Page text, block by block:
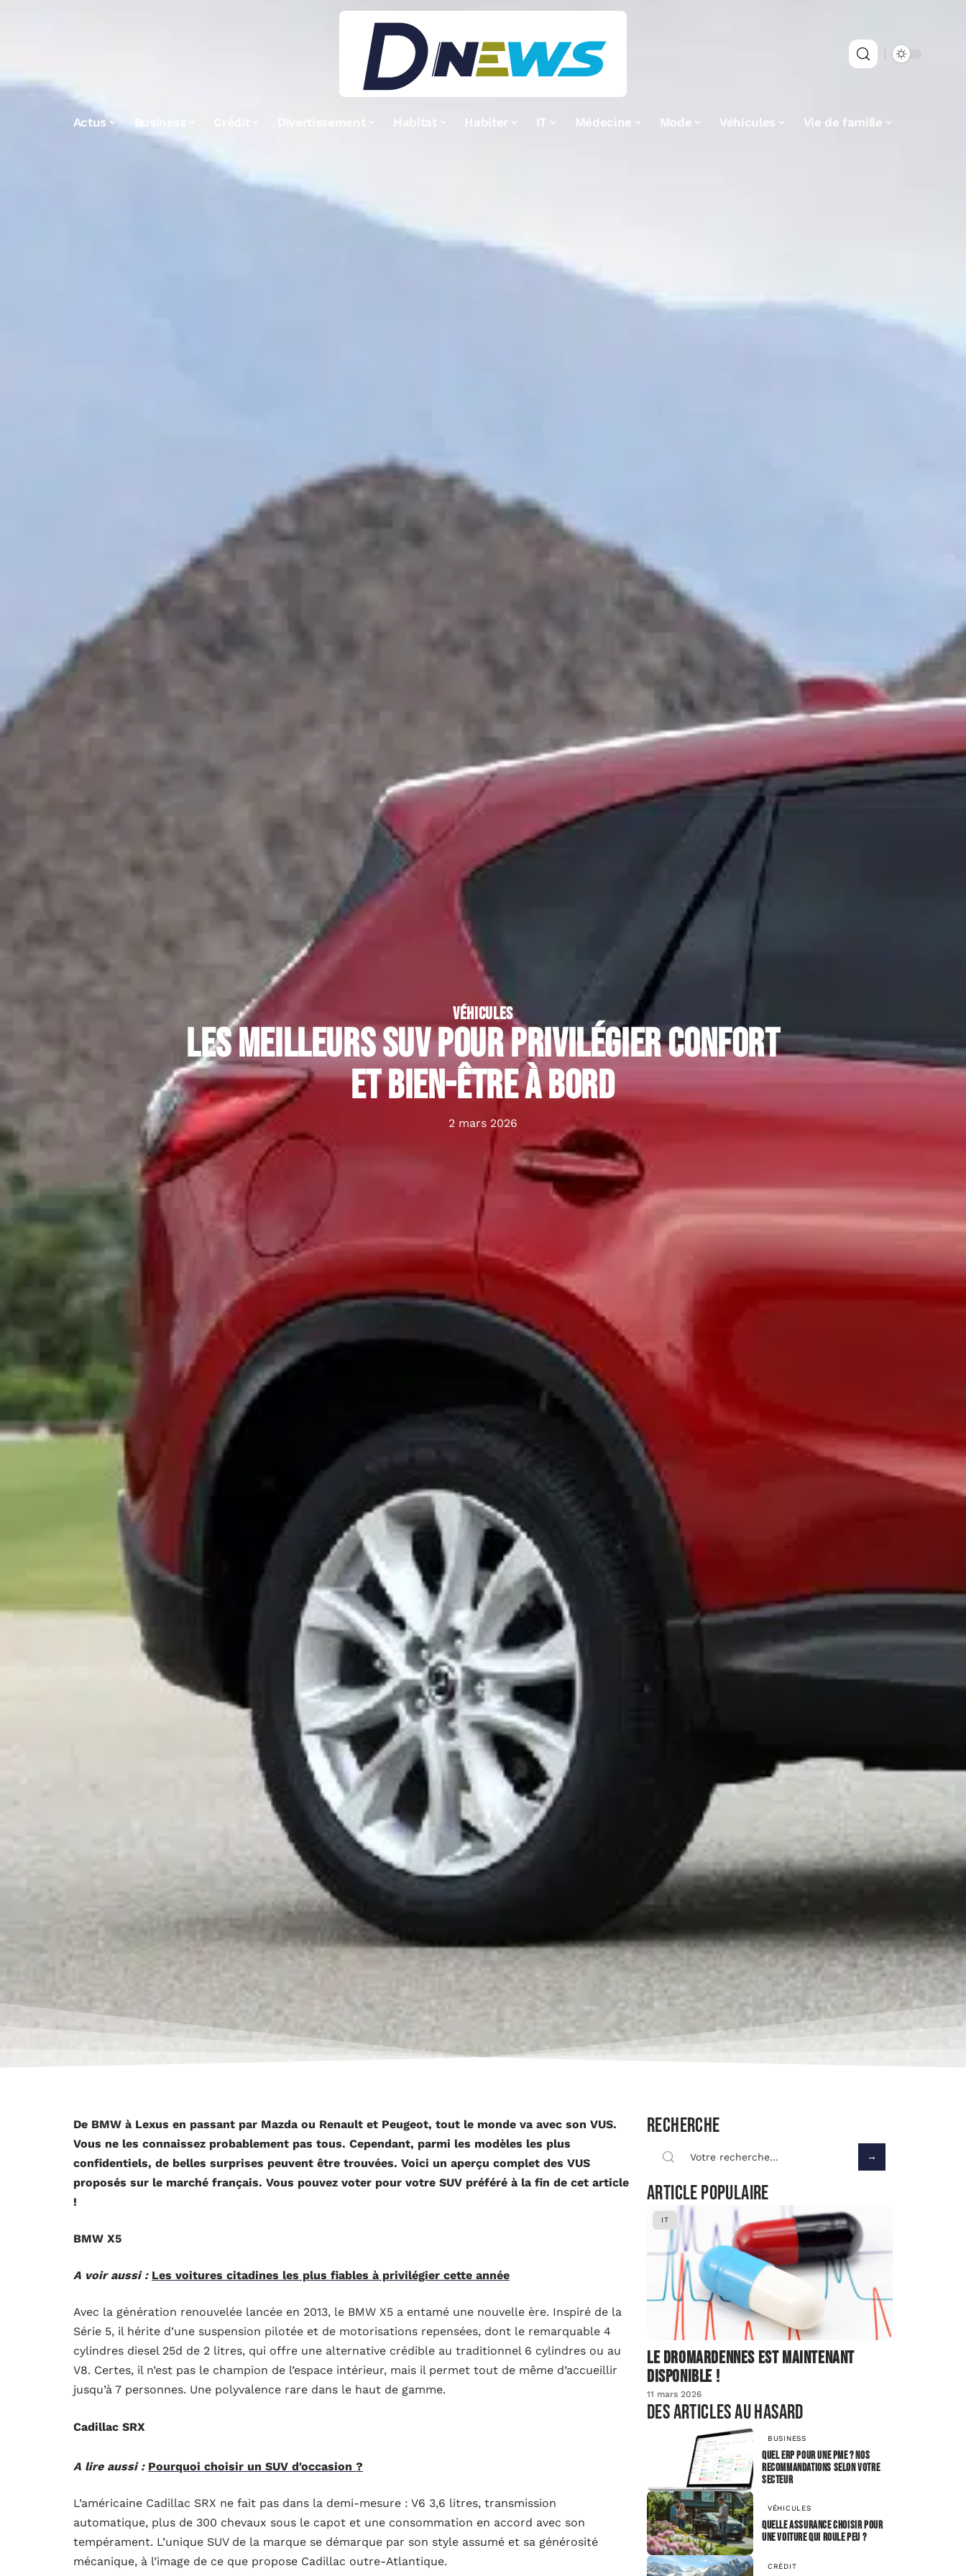
Actus Habitat Habiter IT Médecine Mode Véhicules Vie de famille
VÉHICULES
Les meilleurs SUV pour privilégier confort
et bien-être à bord
2 mars 2026
De BMW à Lexus en passant par Mazda ou Renault et Peugeot, tout le monde va avec son VUS.
Vous ne les connaissez probablement pas tous. Cependant, parmi les modèles les plus
confidentiels, de belles surprises peuvent être trouvées. Voici un aperçu complet des VUS
proposés sur le marché français. Vous pouvez voter pour votre SUV préféré à la fin de cet article
!
BMW X5
A voir aussi : Les voitures citadines les plus fiables à privilégier cette année
Avec la génération renouvelée lancée en 2013, le BMW X5 a entamé une nouvelle ère. Inspiré de la
Série 5, il hérite d’une suspension pilotée et de motorisations repensées, dont le remarquable 4
cylindres diesel 25d de 2 litres, qui offre une alternative crédible au traditionnel 6 cylindres ou au
V8. Certes, il n’est pas le champion de l’espace intérieur, mais il permet tout de même d’accueillir
jusqu’à 7 personnes. Une polyvalence rare dans le haut de gamme.
Cadillac SRX
A lire aussi : Pourquoi choisir un SUV d'occasion ?
L’américaine Cadillac SRX ne fait pas dans la demi-mesure : V6 3,6 litres, transmission
automatique, plus de 300 chevaux sous le capot et une consommation en accord avec son
tempérament. L’unique SUV de la marque se démarque par son style assumé et sa générosité
mécanique, à l’image de ce que propose Cadillac outre-Atlantique.
Recherche
Article populaire
IT
Le dromardennes est maintenant
disponible !
11 mars 2026
Des articles au hasard
BUSINESS
Quel ERP pour une PME ? Nos
recommandations selon votre
secteur
VÉHICULES
Quelle assurance choisir pour
une voiture qui roule peu ?
CRÉDIT